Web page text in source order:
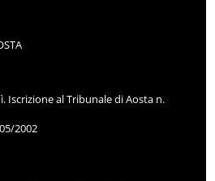
Iscrizione al Tribunale di Aosta n.
2002